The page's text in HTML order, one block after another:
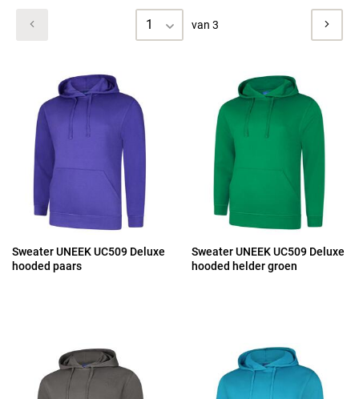
1 van 3
Sweater UNEEK UC509 Deluxe
hooded paars
Sweater UNEEK UC509 Deluxe
hooded helder groen